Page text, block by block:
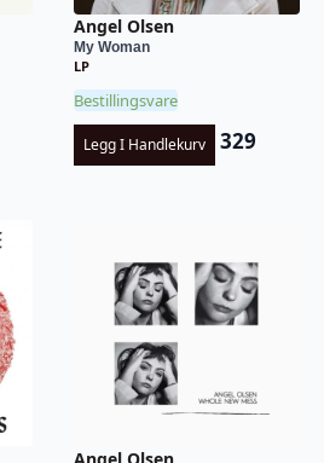
Angel Olsen
My Woman
LP
Bestillingsvare
Legg I Handlekurv 329